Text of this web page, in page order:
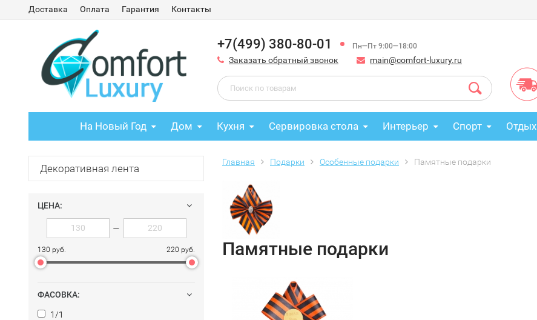
Доставка Оплата Гарантия Контакты
+7(499) 380-80-01 Пн—Пт 9:00—18:00
Заказать обратный звонок main@comfort-luxury.ru
На Новый Год Дом Кухня Сервировка стола Интерьер Спорт Отдых
Декоративная лента
ЦЕНА:
—
130 руб. 220 руб.
ФАСОВКА:
1/1
Главная Подарки Особенные подарки Памятные подарки
Памятные подарки